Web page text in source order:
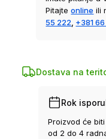
Pitajte online ili
55 222 +381
Dostava na
Rok
Proizvod će
od 2 do 4